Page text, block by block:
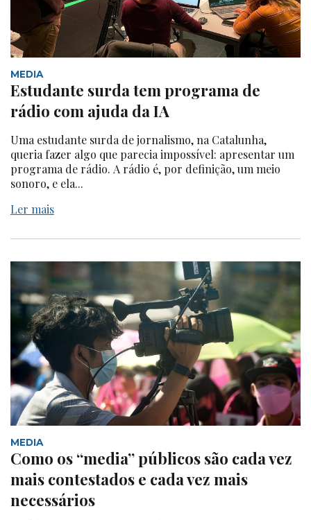
MEDIA
Estudante surda tem programa de
rádio com ajuda da IA
Uma estudante surda de jornalismo, na Catalunha,
queria fazer algo que parecia impossível: apresentar um
programa de rádio. A rádio é, por definição, um meio
sonoro, e ela...
Ler mais
MEDIA
Como os “media” públicos são cada vez
mais contestados e cada vez mais
necessários